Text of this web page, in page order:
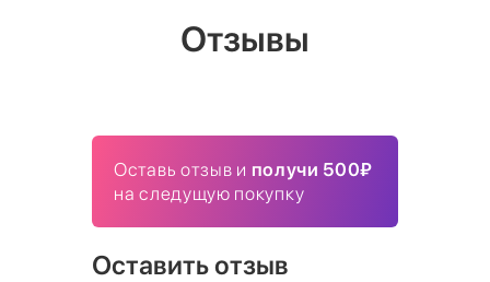
Отзывы
Оставь отзыв и получи 500₽
на следущую покупку
Оставить отзыв